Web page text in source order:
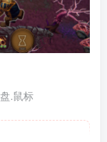
.鼠标